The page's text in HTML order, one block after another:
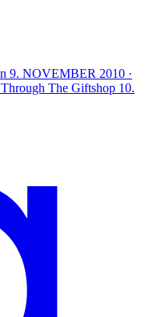
9. NOVEMBER 2010 ·
The Giftshop 10.